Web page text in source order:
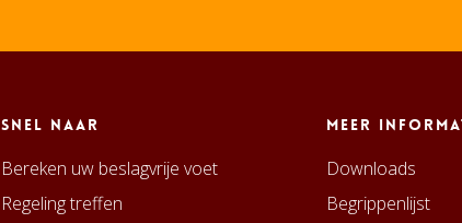
Snel naar
Bereken uw beslagvrije voet
Regeling treffen
Meer
Downloads
Begrippenlijst